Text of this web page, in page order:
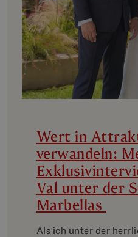
Wert in
verwandeln:
Val unter der
Marbellas
Als ich unter der